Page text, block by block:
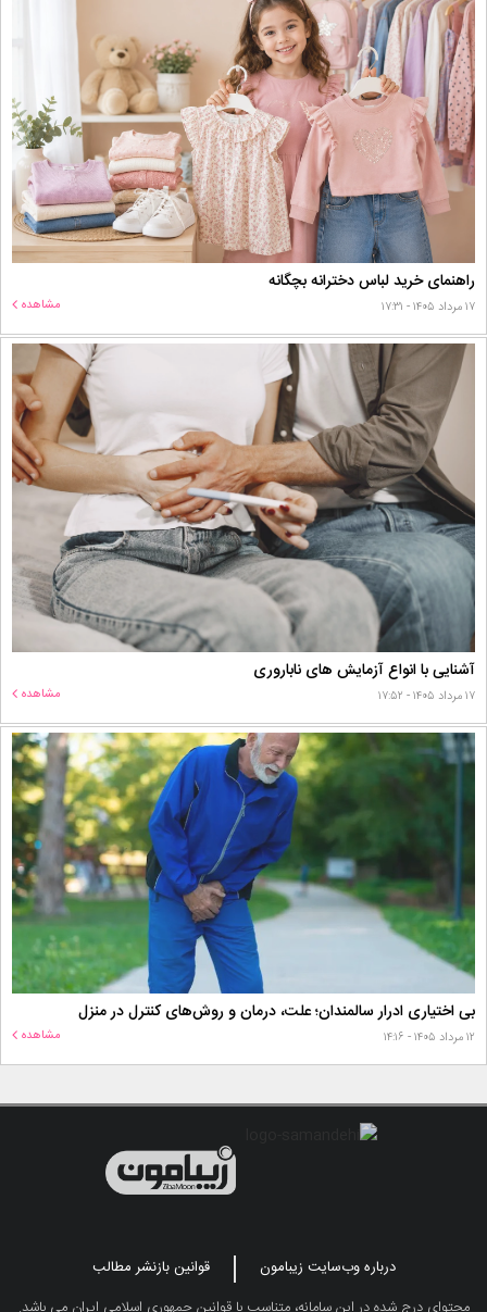
راهنمای خرید لباس دخترانه بچگانه
۱۷ مرداد ۱۴۰۵ - ۱۷:۳۱ مشاهده
آشنایی با انواع آزمایش های ناباروری
۱۷ مرداد ۱۴۰۵ - ۱۷:۵۲ مشاهده
بی اختیاری ادرار سالمندان؛ علت، درمان و روش‌های کنترل در منزل
۱۲ مرداد ۱۴۰۵ - ۱۴:۱۶ مشاهده
درباره وب‌سایت زیبامون
قوانین بازنشر مطالب